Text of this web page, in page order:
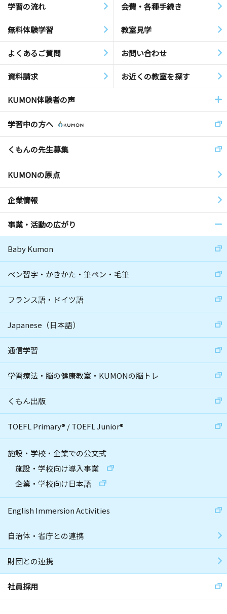
学習の流れ 会費・各種手続き
無料体験学習 教室見学
よくあるご質問 お問い合わせ
資料請求 お近くの教室を探す
KUMON体験者の声
学習中の方へ
くもんの先生募集
KUMONの原点
企業情報
事業・活動の広がり
Baby Kumon
ペン習字・かきかた・筆ペン・毛筆
フランス語・ドイツ語
Japanese（日本語）
通信学習
学習療法・脳の健康教室・KUMONの脳トレ
くもん出版
TOEFL Primary® /TOEFL Junior®
施設・学校・企業での公文式
施設・学校向け導入事業
企業・学校向け日本語
English Immersion Activities
自治体・省庁との連携
財団との連携
社員採用